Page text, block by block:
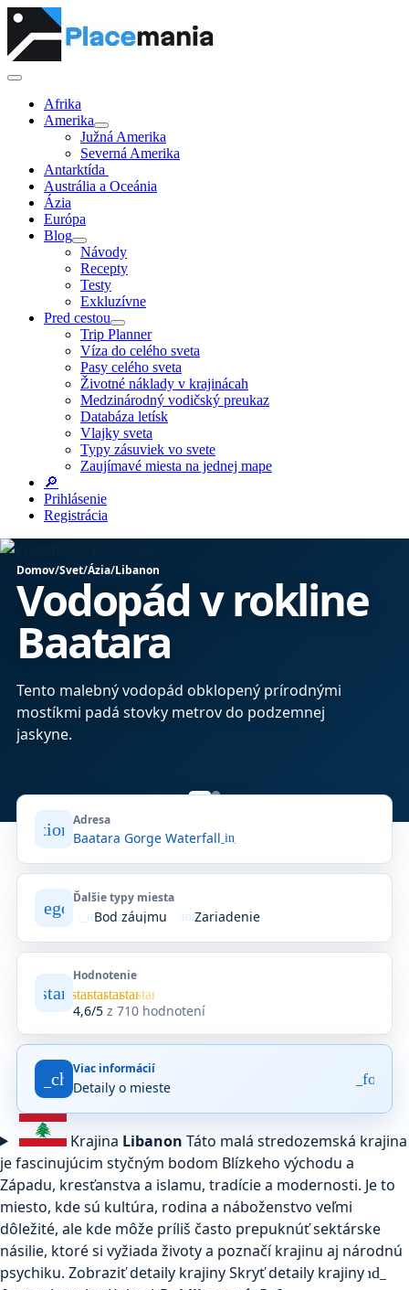
Afrika
Amerika
Južná Amerika
Severná Amerika
Antarktída
Austrália a Oceánia
Ázia
Európa
Blog
Návody
Recepty
Testy
Exkluzívne
Pred cestou
Trip Planner
Víza do celého sveta
Pasy celého sveta
Životné náklady v krajinácah
Medzinárodný vodičský preukaz
Databáza letísk
Vlajky sveta
Typy zásuviek vo svete
Zaujímavé miesta na jednej mape
🔎
Prihlásenie
Registrácia
Domov/Svet/Ázia/Libanon
Vodopád v rokline
Baatara
Tento malebný vodopád obklopený prírodnými
mostíkmi padá stovky metrov do podzemnej
jaskyne.
location_on
Adresa
Baatara Gorge Waterfallopen_in_new
category
Ďalšie typy miesta
where_to_voteBod záujmulocation_onZariadenie
star
Hodnotenie
starstarstarstarstar
4,6/5z 710 hodnotení
Priemerné
hodnotenie
z
na
základe
710
na
Google
Maps.
fact_checkViac informácií
Detaily o mieste
Krajina Libanon Táto malá stredozemská krajina
je fascinujúcim styčným bodom Blízkeho východu a
Západu, kresťanstva a islamu, tradície a modernosti. Je to
miesto, kde sú kultúra, rodina a náboženstvo veľmi
dôležité, ale kde môže príliš často prepuknúť sektárske
násilie, ktoré si vyžiada životy a poznačí krajinu aj národnú
psychiku. Zobraziť detaily krajinySkryť detaily krajiny